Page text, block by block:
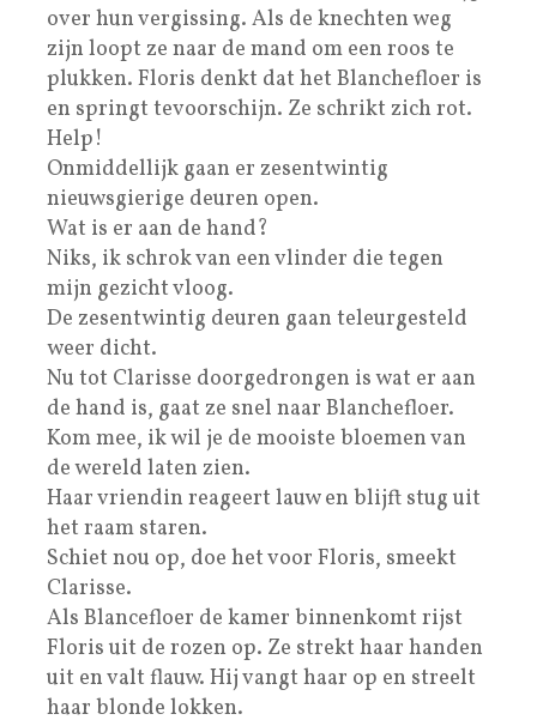
over hun vergissing. Als de knechten weg
zijn loopt ze naar de mand om een roos te
plukken. Floris denkt dat het Blanchefloer is
en springt tevoorschijn. Ze schrikt zich rot.
Help!
Onmiddellijk gaan er zesentwintig
nieuwsgierige deuren open.
Wat is er aan de hand?
Niks, ik schrok van een vlinder die tegen
mijn gezicht vloog.
De zesentwintig deuren gaan teleurgesteld
weer dicht.
Nu tot Clarisse doorgedrongen is wat er aan
de hand is, gaat ze snel naar Blanchefloer.
Kom mee, ik wil je de mooiste bloemen van
de wereld laten zien.
Haar vriendin reageert lauw en blijft stug uit
het raam staren.
Schiet nou op, doe het voor Floris, smeekt
Clarisse.
Als Blancefloer de kamer binnenkomt rijst
Floris uit de rozen op. Ze strekt haar handen
uit en valt flauw. Hij vangt haar op en streelt
haar blonde lokken.